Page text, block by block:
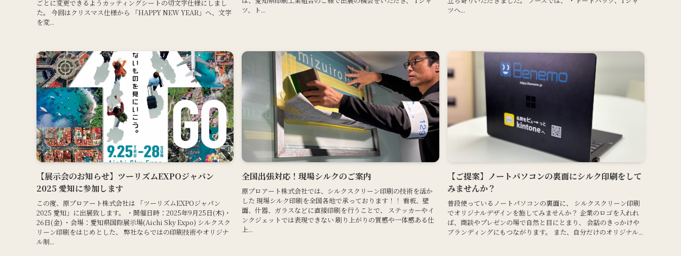
ごとに変更できるようカッティングシートの切文字仕様にしまし
た。 今回はクリスマス仕様から 「HAPPY NEW YEAR」へ、文字
を変...
ツ、ト...
ツへ...
【展示会のお知らせ】ツーリズムEXPOジャパン
2025 愛知に参加します
この度、原プロアート株式会社は 「ツーリズムEXPOジャパン
2025 愛知」に出展致します。 ・開催日時：2025年9月25日(木)・
26日(金) ・会場：愛知県国際展示場(Aichi Sky Expo) シルクスク
リーン印刷をはじめとした、 弊社ならではの印刷技術やオリジナ
ル制...
全国出張対応！現場シルクのご案内
原プロアート株式会社では、シルクスクリーン印刷の技術を活か
した 現場シルク印刷を全国各地で承っております！！ 看板、壁
面、什器、ガラスなどに直接印刷を行うことで、 ステッカーやイ
ンクジェットでは表現できない 刷り上がりの質感や一体感ある仕
上...
【ご提案】ノートパソコンの裏面にシルク印刷をして
みませんか？
普段使っているノートパソコンの裏面に、 シルクスクリーン印刷
でオリジナルデザインを施してみませんか？ 企業のロゴを入れれ
ば、商談やプレゼンの場で自然と目にとまり、 会話のきっかけや
ブランディングにもつながります。 また、自分だけのオリジナル...